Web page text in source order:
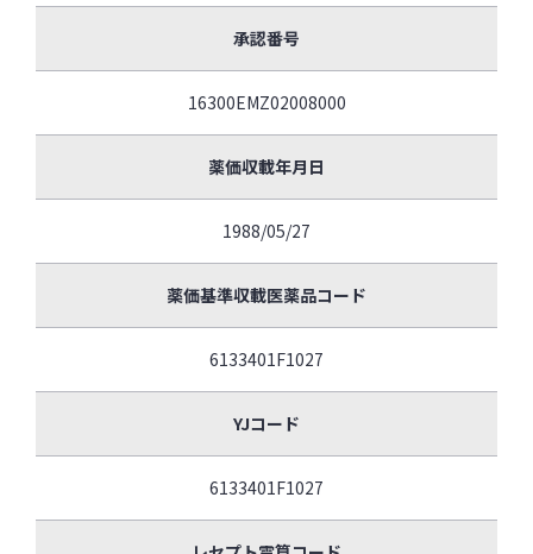
承認番号
16300EMZ02008000
薬価収載年月日
1988/05/27
薬価基準収載医薬品コード
6133401F1027
YJコード
6133401F1027